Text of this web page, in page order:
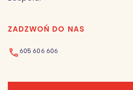
ZADZWOŃ DO NAS
605 606 606